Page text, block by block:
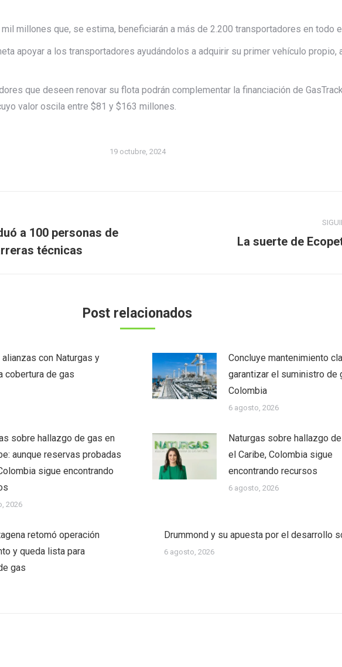
millones que, se estima, beneficiarán a más de 2.200 transportadores en todo
apoyar a los transportadores ayudándolos a adquirir su primer vehículo propio,
que deseen renovar su flota podrán complementar la financiación de
valor oscila entre $81 y $163 millones.
19 octubre, 2024
a 100 personas de
técnicas
La suerte de
Post relacionados
con Naturgas y
cobertura de gas
Concluye mantenimiento
garantizar el suministro de
Colombia
6 agosto, 2026
sobre hallazgo de gas en
aunque reservas probadas
sigue encontrando
2026
Naturgas sobre hallazgo
el Caribe, Colombia sigue
encontrando recursos
6 agosto, 2026
retomó operación
y queda lista para
gas
Drummond y su apuesta por el desarrollo
6 agosto, 2026